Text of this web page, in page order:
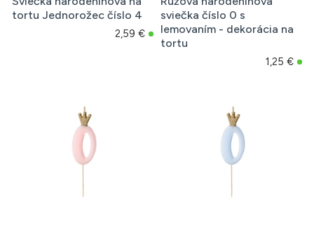
tortu Jednorožec číslo 4
2,59 €
sviečka číslo 0 s
lemovaním - dekorácia na
tortu
1,25 €